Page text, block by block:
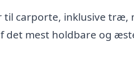
til carporte, inklusive træ,
det mest holdbare og